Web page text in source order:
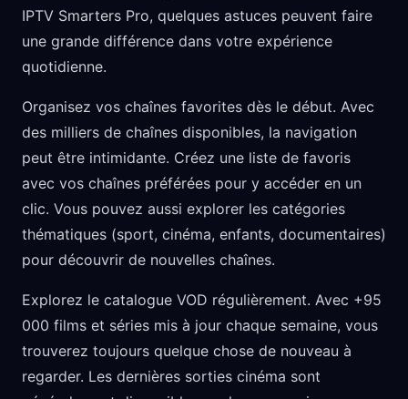
IPTV Smarters Pro, quelques astuces peuvent faire
une grande différence dans votre expérience
quotidienne.
Organisez vos chaînes favorites dès le début. Avec
des milliers de chaînes disponibles, la navigation
peut être intimidante. Créez une liste de favoris
avec vos chaînes préférées pour y accéder en un
clic. Vous pouvez aussi explorer les catégories
thématiques (sport, cinéma, enfants, documentaires)
pour découvrir de nouvelles chaînes.
Explorez le catalogue VOD régulièrement. Avec +95
000 films et séries mis à jour chaque semaine, vous
trouverez toujours quelque chose de nouveau à
regarder. Les dernières sorties cinéma sont